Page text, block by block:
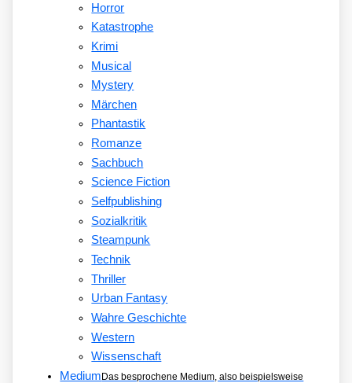
Horror
Katastrophe
Krimi
Musical
Mystery
Märchen
Phantastik
Romanze
Sachbuch
Science Fiction
Selfpublishing
Sozialkritik
Steampunk
Technik
Thriller
Urban Fantasy
Wahre Geschichte
Western
Wissenschaft
MediumDas besprochene Medium, also beispielsweise